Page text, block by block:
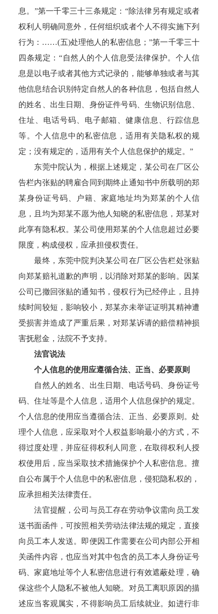
息。”第一千零三十三条规定：“除法律另有规定或者
权利人明确同意外，任何组织或者个人不得实施下列
行为：……(五)处理他人的私密信息；”第一千零三十
四条规定：“自然人的个人信息受法律保护。个人信
息是以电子或者其他方式记录的，能够单独或者与其
他信息结合识别特定自然人的各种信息，包括自然人
的姓名、出生日期、身份证件号码、生物识别信息、
住址、电话号码、电子邮箱、健康信息、行踪信息
等。个人信息中的私密信息，适用有关隐私权的规
定；没有规定的，适用有关个人信息保护的规定。”
东莞中院认为，根据上述规定，某公司在厂区公
告栏内张贴的聘雇合同到期终止通知书中所载明的郑
某身份证号码、户籍、家庭地址均为郑某的个人信
息，且均为郑某不愿为他人知晓的私密信息，郑某对
此享有隐私权。某公司使用郑某的个人信息超过必要
限度，构成侵权，应承担侵权责任。
最终，东莞中院判决某公司在厂区公告栏处张贴
向郑某赔礼道歉的声明，以消除对郑某的影响。因某
公司已撤回张贴的通知书，侵权行为已经停止，且持
续时间较短，影响较小，郑某亦未举证证明其精神遭
受损害并造成了严重后果，对郑某诉请的赔偿精神损
害抚慰金，法院不予支持。
法官说法
个人信息的使用应遵循合法、正当、必要原则
自然人的姓名、出生日期、电话号码、身份证号
码、住址等是个人信息，适用个人信息保护的规定。
个人信息的使用应当遵循合法、正当、必要原则。处
理个人信息，应采取对个人权益影响最小的方式，不
得过度处理，并应征得权利人同意，在取得权利人授
权使用后，应当采取技术措施保护个人私密信息。擅
自公布属于个人信息中的私密信息，侵犯隐私权的，
应承担相关法律责任。
法官提醒，公司与员工存在劳动争议需向员工发
送书面函件，可按照相关劳动法律法规的规定，直接
向员工本人发送。即便因工作需要在公司内部公开相
关函件内容，也应当对其中包含的员工本人身份证号
码、家庭地址等个人私密信息进行有效遮蔽处理，确
保这些个人隐私不被他人知晓。对员工离职原因的描
述应当客观属实，不得影响员工后续就业。如进行非